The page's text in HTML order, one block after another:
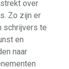
over
Zo zijn er
schrijvers te
en
naar